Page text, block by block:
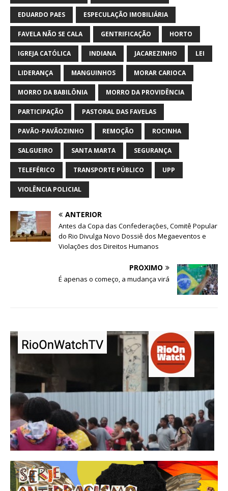
EDUARDO PAES ESPECULAÇÃO IMOBILIÁRIA
FAVELA NÃO SE CALA GENTRIFICAÇÃO HORTO
IGREJA CATÓLICA INDIANA JACAREZINHO LEI
LIDERANÇA MANGUINHOS MORAR CARIOCA
MORRO DA BABILÔNIA MORRO DA PROVIDÊNCIA
PARTICIPAÇÃO PASTORAL DAS FAVELAS
PAVÃO-PAVÃOZINHO REMOÇÃO ROCINHA
SALGUEIRO SANTA MARTA SEGURANÇA
TELEFÉRICO TRANSPORTE PÚBLICO UPP
VIOLÊNCIA POLICIAL
ANTERIOR
Antes da Copa das Confederações, Comitê Popular
do Rio Divulga Novo Dossiê dos Megaeventos e
Violações dos Direitos Humanos
PRÓXIMO
É apenas o começo, a mudança virá